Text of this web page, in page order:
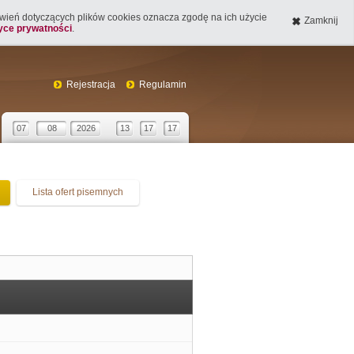
dotyczących plików cookies oznacza zgodę na ich użycie
prywatności.
Zamknij
Rejestracja Regulamin
07 08 2026 13 17 17
Lista ofert pisemnych